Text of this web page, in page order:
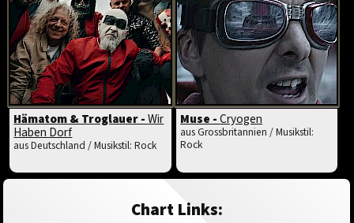
Hämatom & Troglauer -Wir
Haben Dorf
aus Deutschland / Musikstil: Rock
Muse -Cryogen
aus Grossbritannien / Musikstil:
Rock
Chart Links: